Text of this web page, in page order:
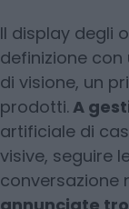
Il display degli
definizione
di visione, un
prodotti.A
artificiale di
visive, seguire
conversazione